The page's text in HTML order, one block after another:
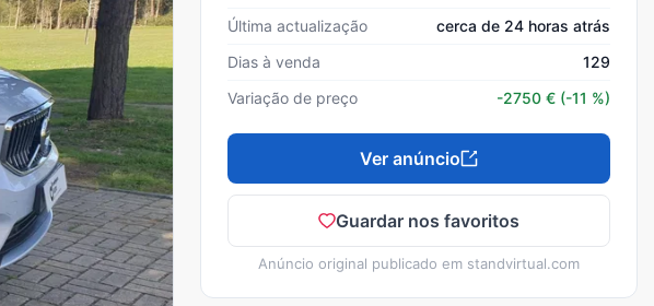
Última actualização
cerca de 24 horas atrás
Dias à venda
129
Variação de preço
-2750 € (-11 %)
Ver anúncio
Guardar nos favoritos
Anúncio original publicado em standvirtual.com